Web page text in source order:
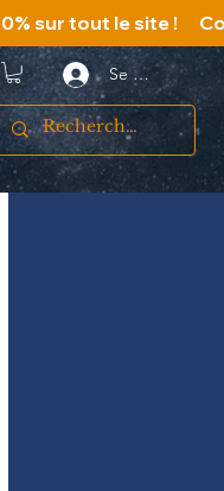
Se connecter